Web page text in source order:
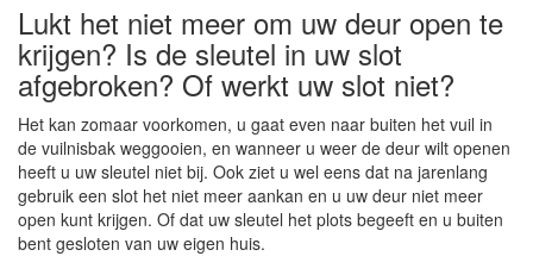
Lukt het niet meer om uw deur open te
krijgen? Is de sleutel in uw slot
afgebroken? Of werkt uw slot niet?
Het kan zomaar voorkomen, u gaat even naar buiten het vuil in
de vuilnisbak weggooien, en wanneer u weer de deur wilt openen
heeft u uw sleutel niet bij. Ook ziet u wel eens dat na jarenlang
gebruik een slot het niet meer aankan en u uw deur niet meer
open kunt krijgen. Of dat uw sleutel het plots begeeft en u buiten
bent gesloten van uw eigen huis.